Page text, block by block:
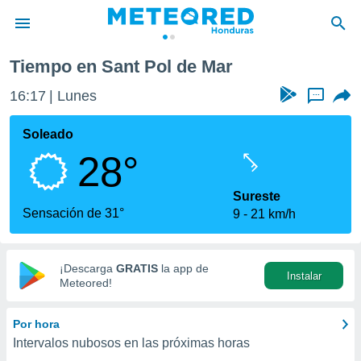
de
ha sido
calidad.
a este
las
y
digital
basada
Tiempo en Sant Pol de Mar
16:17 Lunes ...
Soleado
28°
Sensación de 31°
Sureste
9
21 km/h
¡Descarga GRATIS la app de
Meteored!
Instalar
Por hora
Intervalos nubosos en las próximas horas